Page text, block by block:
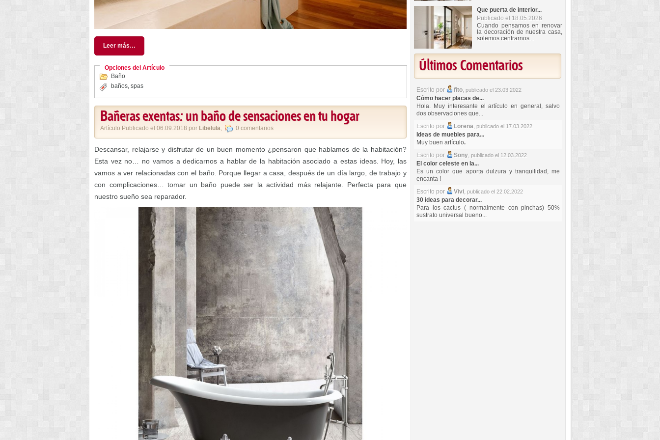
Leer más…
Opciones del Artículo
Baño
baños, spas
Bañeras exentas: un baño de sensaciones en tu hogar
Artículo Publicado el 06.09.2018 por Libelula, 0 comentarios
Descansar, relajarse y disfrutar de un buen momento ¿pensaron que hablamos de la habitación?
Esta vez no… no vamos a dedicarnos a hablar de la habitación asociado a estas ideas. Hoy, las
vamos a ver relacionadas con el baño. Porque llegar a casa, después de un día largo, de trabajo y
con complicaciones… tomar un baño puede ser la actividad más relajante. Perfecta para que
nuestro sueño sea reparador.
Que puerta de interior...
Publicado el 18.05.2026
Cuando pensamos en renovar
la decoración de nuestra casa,
solemos centrarnos...
Últimos Comentarios
Escrito por fito, publicado el 23.03.2022
Cómo hacer placas de...
Hola. Muy interesante el artículo en general, salvo
dos observaciones que...
Escrito por
Lorena, publicado el 17.03.2022
Ideas de muebles para...
Muy buen artículo.
Escrito por
Sony, publicado el 12.03.2022
El color celeste en la...
Es un color que aporta dulzura y tranquilidad, me
encanta !
Escrito por
Vivi, publicado el 22.02.2022
30 ideas para decorar...
Para los cactus ( normalmente con pinchas) 50%
sustrato universal bueno...